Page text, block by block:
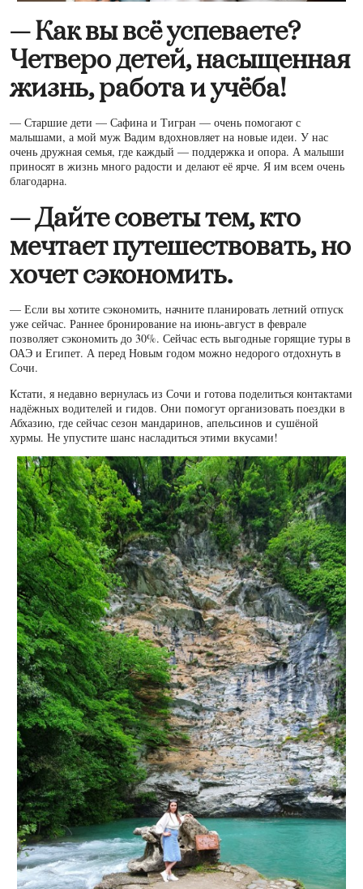
— Как вы всё успеваете?
Четверо детей, насыщенная
жизнь, работа и учёба!
— Старшие дети — Сафина и Тигран — очень помогают с
малышами, а мой муж Вадим вдохновляет на новые идеи. У нас
очень дружная семья, где каждый — поддержка и опора. А малыши
приносят в жизнь много радости и делают её ярче. Я им всем очень
благодарна.
— Дайте советы тем, кто
мечтает путешествовать, но
хочет сэкономить.
— Если вы хотите сэкономить, начните планировать летний отпуск
уже сейчас. Раннее бронирование на июнь-август в феврале
позволяет сэкономить до 30%. Сейчас есть выгодные горящие туры в
ОАЭ и Египет. А перед Новым годом можно недорого отдохнуть в
Сочи.
Кстати, я недавно вернулась из Сочи и готова поделиться контактами
надёжных водителей и гидов. Они помогут организовать поездки в
Абхазию, где сейчас сезон мандаринов, апельсинов и сушёной
хурмы. Не упустите шанс насладиться этими вкусами!